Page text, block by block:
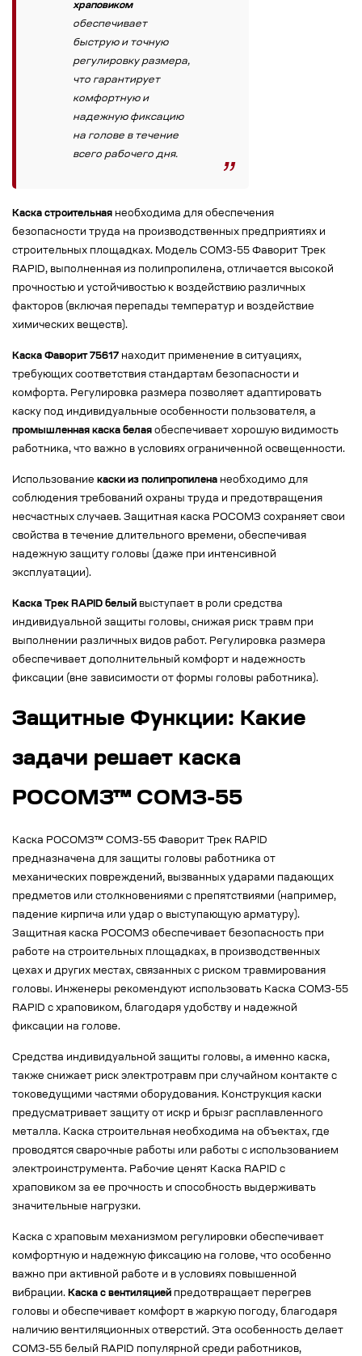
храповиком
обеспечивает
быструю и точную
регулировку размера,
что гарантирует
комфортную и
надежную фиксацию
на голове в течение
всего рабочего дня.
Каска строительная необходима для обеспечения
безопасности труда на производственных предприятиях и
строительных площадках. Модель СОМЗ-55 Фаворит Трек
RAPID, выполненная из полипропилена, отличается высокой
прочностью и устойчивостью к воздействию различных
факторов (включая перепады температур и воздействие
химических веществ).
Каска Фаворит 75617 находит применение в ситуациях,
требующих соответствия стандартам безопасности и
комфорта. Регулировка размера позволяет адаптировать
каску под индивидуальные особенности пользователя, а
промышленная каска белая обеспечивает хорошую видимость
работника, что важно в условиях ограниченной освещенности.
Использование каски из полипропилена необходимо для
соблюдения требований охраны труда и предотвращения
несчастных случаев. Защитная каска РОСОМЗ сохраняет свои
свойства в течение длительного времени, обеспечивая
надежную защиту головы (даже при интенсивной
эксплуатации).
Каска Трек RAPID белый выступает в роли средства
индивидуальной защиты головы, снижая риск травм при
выполнении различных видов работ. Регулировка размера
обеспечивает дополнительный комфорт и надежность
фиксации (вне зависимости от формы головы работника).
Защитные Функции: Какие
задачи решает каска
РОСОМЗ™ СОМЗ-55
Каска РОСОМЗ™ СОМЗ-55 Фаворит Трек RAPID
предназначена для защиты головы работника от
механических повреждений, вызванных ударами падающих
предметов или столкновениями с препятствиями (например,
падение кирпича или удар о выступающую арматуру).
Защитная каска РОСОМЗ обеспечивает безопасность при
работе на строительных площадках, в производственных
цехах и других местах, связанных с риском травмирования
головы. Инженеры рекомендуют использовать Каска СОМЗ-55
RAPID с храповиком, благодаря удобству и надежной
фиксации на голове.
Средства индивидуальной защиты головы, а именно каска,
также снижает риск электротравм при случайном контакте с
токоведущими частями оборудования. Конструкция каски
предусматривает защиту от искр и брызг расплавленного
металла. Каска строительная необходима на объектах, где
проводятся сварочные работы или работы с использованием
электроинструмента. Рабочие ценят Каска RAPID с
храповиком за ее прочность и способность выдерживать
значительные нагрузки.
Каска с храповым механизмом регулировки обеспечивает
комфортную и надежную фиксацию на голове, что особенно
важно при активной работе и в условиях повышенной
вибрации. Каска с вентиляцией предотвращает перегрев
головы и обеспечивает комфорт в жаркую погоду, благодаря
наличию вентиляционных отверстий. Эта особенность делает
СОМЗ-55 белый RAPID популярной среди работников,